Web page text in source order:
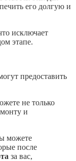
его долгую и
исключает
этапе.
предоставить
не только
и
можете
после
за вас,